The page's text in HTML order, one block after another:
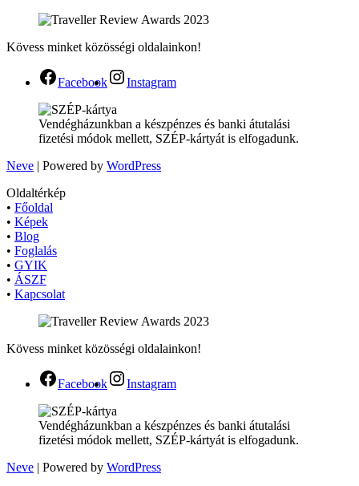
Kövess minket közösségi oldalainkon!
Facebook Instagram
Vendégházunkban a készpénzes és banki átutalási
fizetési módok mellett, SZÉP-kártyát is elfogadunk.
Neve | Powered by WordPress
Oldaltérkép
• Főoldal
• Képek
• Blog
• Foglalás
• GYIK
• ÁSZF
• Kapcsolat
Kövess minket közösségi oldalainkon!
Facebook Instagram
Vendégházunkban a készpénzes és banki átutalási
fizetési módok mellett, SZÉP-kártyát is elfogadunk.
Neve | Powered by WordPress